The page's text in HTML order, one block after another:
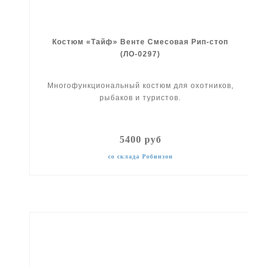
Костюм «Тайф» Венте Смесовая Рип-стоп
(ЛО-0297)
Многофункциональный костюм для охотников,
рыбаков и туристов.
5400 руб
со склада Робинзон